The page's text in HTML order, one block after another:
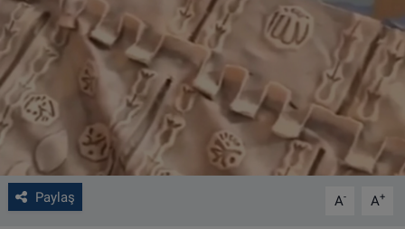
Paylaş A- A+
ALGEMENE VOORWAARDEN
CONTACT
Çerez Politikası